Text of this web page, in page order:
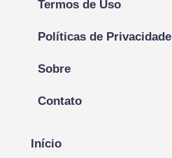
Termos de Uso
Políticas de Privacidade
Sobre
Contato
Início